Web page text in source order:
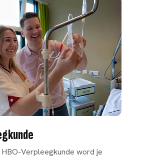
Verpleegkunde word je